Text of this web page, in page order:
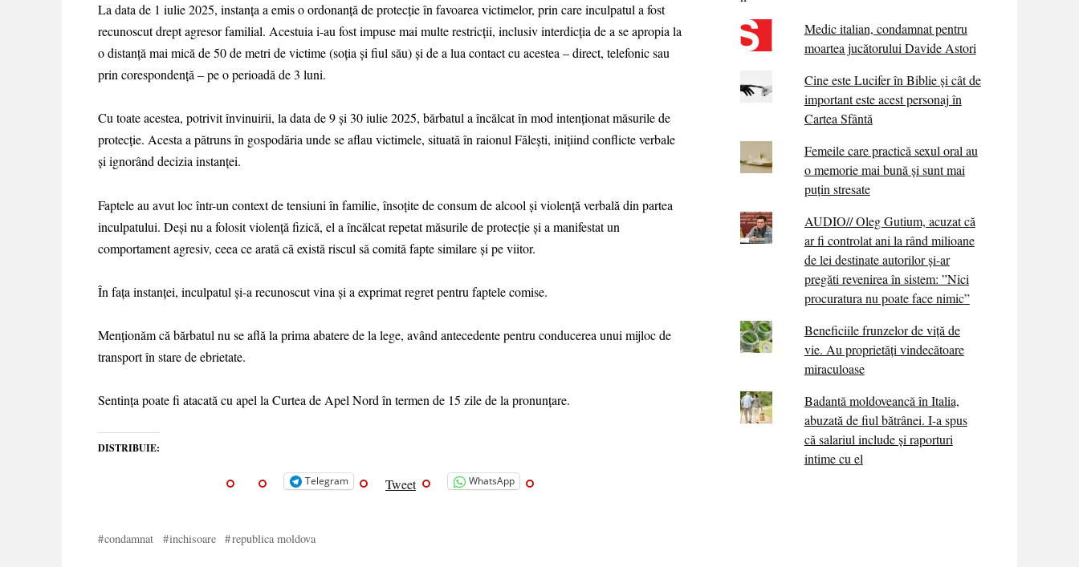
La data de 1 iulie 2025, instanța a emis o ordonanță de protecție în favoarea victimelor, prin care inculpatul a fost
recunoscut drept agresor familial. Acestuia i-au fost impuse mai multe restricții, inclusiv interdicția de a se apropia la
o distanță mai mică de 50 de metri de victime (soția și fiul său) și de a lua contact cu acestea – direct, telefonic sau
prin corespondență – pe o perioadă de 3 luni.
Cu toate acestea, potrivit învinuirii, la data de 9 și 30 iulie 2025, bărbatul a încălcat în mod intenționat măsurile de
protecție. Acesta a pătruns în gospodăria unde se aflau victimele, situată în raionul Fălești, inițiind conflicte verbale
și ignorând decizia instanței.
Faptele au avut loc într-un context de tensiuni în familie, însoțite de consum de alcool și violență verbală din partea
inculpatului. Deși nu a folosit violență fizică, el a încălcat repetat măsurile de protecție și a manifestat un
comportament agresiv, ceea ce arată că există riscul să comită fapte similare și pe viitor.
În fața instanței, inculpatul și-a recunoscut vina și a exprimat regret pentru faptele comise.
Menționăm că bărbatul nu se află la prima abatere de la lege, având antecedente pentru conducerea unui mijloc de
transport în stare de ebrietate.
Sentința poate fi atacată cu apel la Curtea de Apel Nord în termen de 15 zile de la pronunțare.
DISTRIBUIE:
Telegram Tweet WhatsApp
condamnat inchisoare republica moldova
Medic italian, condamnat pentru
moartea jucătorului Davide Astori
Cine este Lucifer în Biblie și cât de
important este acest personaj în
Cartea Sfântă
Femeile care practică sexul oral au
o memorie mai bună și sunt mai
puțin stresate
AUDIO// Oleg Gutium, acuzat că
ar fi controlat ani la rând milioane
de lei destinate autorilor și-ar
pregăti revenirea în sistem: ”Nici
procuratura nu poate face nimic”
Beneficiile frunzelor de viță de
vie. Au proprietăţi vindecătoare
miraculoase
Badantă moldoveancă în Italia,
abuzată de fiul bătrânei. I-a spus
că salariul include și raporturi
intime cu el